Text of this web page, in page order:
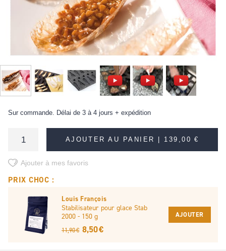
Sur commande. Délai de 3 à 4 jours + expédition
AJOUTER AU PANIER | 139,00 €
Ajouter à mes favoris
PRIX CHOC :
Louis François
Stabilisateur pour glace Stab
2000 - 150 g
11,90 € 8,50 €
AJOUTER